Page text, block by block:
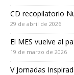
CD recopilatorio
29 de abril de 2026
El MES vuelve al
19 de marzo de 2026
V Jornadas